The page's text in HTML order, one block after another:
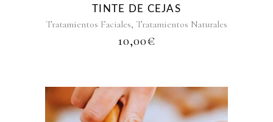
TINTE DE CEJAS
Tratamientos Faciales, Tratamientos Naturales
10,00€